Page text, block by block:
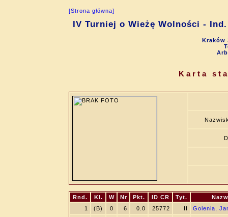
[Strona główna]
IV Turniej o Wieżę Wolności -
Kraków
Karta
Rnd. Kl. W Nr Pkt. ID CR Tyt.
1
(B) 0 6 0.0 25772 II
Golenia,